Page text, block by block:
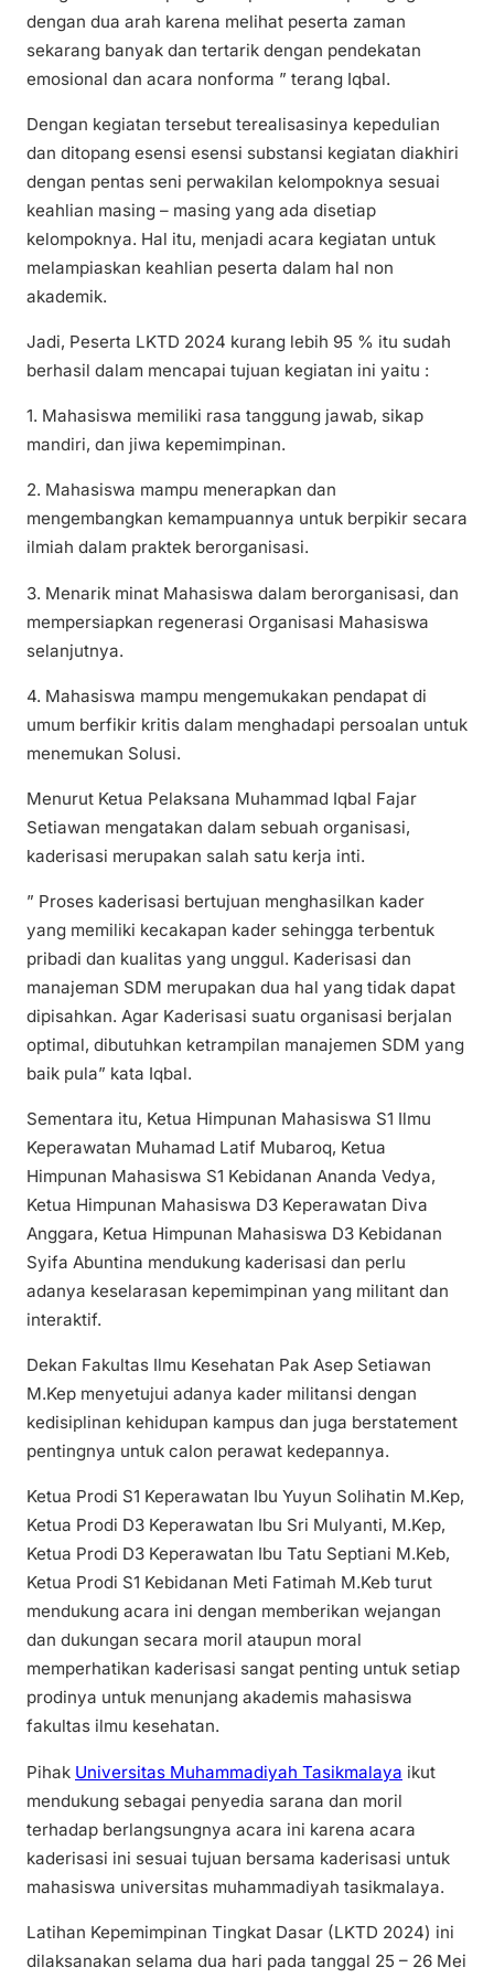
dengan dua arah karena melihat peserta zaman
sekarang banyak dan tertarik dengan pendekatan
emosional dan acara nonforma ” terang Iqbal.
Dengan kegiatan tersebut terealisasinya kepedulian
dan ditopang esensi esensi substansi kegiatan diakhiri
dengan pentas seni perwakilan kelompoknya sesuai
keahlian masing – masing yang ada disetiap
kelompoknya. Hal itu, menjadi acara kegiatan untuk
melampiaskan keahlian peserta dalam hal non
akademik.
Jadi, Peserta LKTD 2024 kurang lebih 95 % itu sudah
berhasil dalam mencapai tujuan kegiatan ini yaitu :
1. Mahasiswa memiliki rasa tanggung jawab, sikap
mandiri, dan jiwa kepemimpinan.
2. Mahasiswa mampu menerapkan dan
mengembangkan kemampuannya untuk berpikir secara
ilmiah dalam praktek berorganisasi.
3. Menarik minat Mahasiswa dalam berorganisasi, dan
mempersiapkan regenerasi Organisasi Mahasiswa
selanjutnya.
4. Mahasiswa mampu mengemukakan pendapat di
umum berfikir kritis dalam menghadapi persoalan untuk
menemukan Solusi.
Menurut Ketua Pelaksana Muhammad Iqbal Fajar
Setiawan mengatakan dalam sebuah organisasi,
kaderisasi merupakan salah satu kerja inti.
” Proses kaderisasi bertujuan menghasilkan kader
yang memiliki kecakapan kader sehingga terbentuk
pribadi dan kualitas yang unggul. Kaderisasi dan
manajeman SDM merupakan dua hal yang tidak dapat
dipisahkan. Agar Kaderisasi suatu organisasi berjalan
optimal, dibutuhkan ketrampilan manajemen SDM yang
baik pula” kata Iqbal.
Sementara itu, Ketua Himpunan Mahasiswa S1 Ilmu
Keperawatan Muhamad Latif Mubaroq, Ketua
Himpunan Mahasiswa S1 Kebidanan Ananda Vedya,
Ketua Himpunan Mahasiswa D3 Keperawatan Diva
Anggara, Ketua Himpunan Mahasiswa D3 Kebidanan
Syifa Abuntina mendukung kaderisasi dan perlu
adanya keselarasan kepemimpinan yang militant dan
interaktif.
Dekan Fakultas Ilmu Kesehatan Pak Asep Setiawan
M.Kep menyetujui adanya kader militansi dengan
kedisiplinan kehidupan kampus dan juga berstatement
pentingnya untuk calon perawat kedepannya.
Ketua Prodi S1 Keperawatan Ibu Yuyun Solihatin M.Kep,
Ketua Prodi D3 Keperawatan Ibu Sri Mulyanti, M.Kep,
Ketua Prodi D3 Keperawatan Ibu Tatu Septiani M.Keb,
Ketua Prodi S1 Kebidanan Meti Fatimah M.Keb turut
mendukung acara ini dengan memberikan wejangan
dan dukungan secara moril ataupun moral
memperhatikan kaderisasi sangat penting untuk setiap
prodinya untuk menunjang akademis mahasiswa
fakultas ilmu kesehatan.
Pihak Universitas Muhammadiyah Tasikmalaya ikut
mendukung sebagai penyedia sarana dan moril
terhadap berlangsungnya acara ini karena acara
kaderisasi ini sesuai tujuan bersama kaderisasi untuk
mahasiswa universitas muhammadiyah tasikmalaya.
Latihan Kepemimpinan Tingkat Dasar (LKTD 2024) ini
dilaksanakan selama dua hari pada tanggal 25 – 26 Mei